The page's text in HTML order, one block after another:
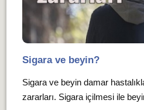
Sigara ve beyin?
Sigara ve beyin damar
zararları. Sigara içilmesi ile